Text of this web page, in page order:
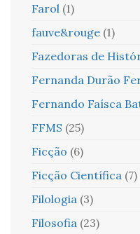
Farol (1)
fauve&rouge (1)
Fazedoras de
Fernanda Durão
Fernando Faísca
FFMS (25)
Ficção (6)
Ficção Científica (7)
Filologia (3)
Filosofia (23)